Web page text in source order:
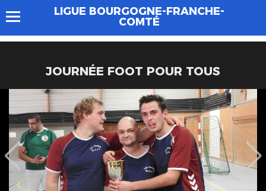
LIGUE BOURGOGNE-FRANCHE-
COMTÉ
JOURNÉE FOOT POUR TOUS